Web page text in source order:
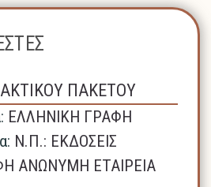
ΠΑΚΕΤΟΥ
ΕΛΛΗΝΙΚΗ ΓΡΑΦΗ
N.Π.: ΕΚΔΟΣΕΙΣ
ΑΝΩΝΥΜΗ ΕΤΑΙΡΕΙΑ